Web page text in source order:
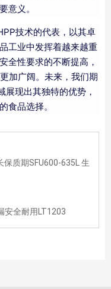
意义。
技术的代表，以其卓
工业中发挥着越来越重
全性要求的不断提高，
加广阔。未来，我们期
现出其独特的优势，
食品选择。
保质期SFU600-635L ⽣
安全耐用LT1203